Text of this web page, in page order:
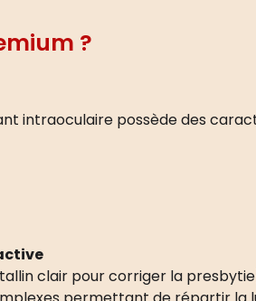
?
intraoculaire possède des
clair pour corriger la